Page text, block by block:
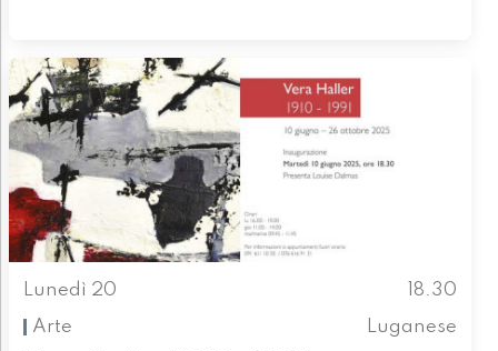
Lunedì 20
18.30
Arte
Luganese